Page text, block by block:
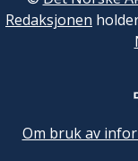
Redaksjonen
Om bruk av